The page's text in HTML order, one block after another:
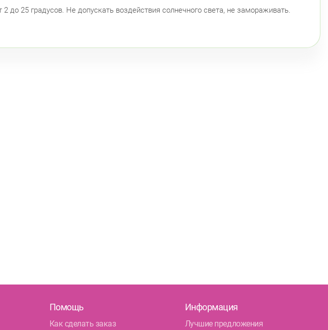
25 градусов. Не допускать воздействия солнечного света, не замораживать.
Помощь
Как сделать заказ
Информация
Лучшие предложения